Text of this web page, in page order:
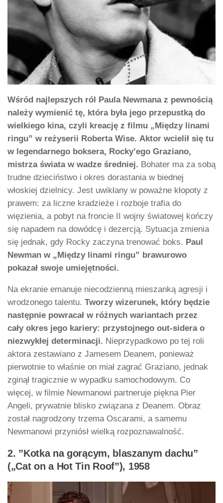
Wśród najlepszych ról Paula Newmana z pewnością
należy wymienić tę, która była jego przepustką do
wielkiego kina, czyli kreację z filmu „Między linami
ringu” w reżyserii Roberta Wise. Aktor wcielił się tu
w legendarnego boksera, Rocky’ego Graziano,
mistrza świata w wadze średniej. Bohater ma za sobą
trudne dzieciństwo i okres dorastania w biednej
włoskiej dzielnicy. Jest uwikłany w poważne kłopoty z
prawem: za liczne kradzieże i rozboje trafia do
więzienia, a pobyt na froncie II wojny światowej kończy
się napadem na dowódcę i dezercją. Sytuacja zmienia
się jednak, gdy Rocky zaczyna trenować boks. Paul
Newman w „Między linami ringu” brawurowo
pokazał swoje umiejętności.
Na ekranie emanuje niecodzienną mieszanką agresji i
wrodzonego talentu. Tworzy wizerunek, który będzie
następnie powracał w różnych wariantach przez
cały okres jego kariery: przystojnego out-sidera o
niezwykłej determinacji. Nieprzypadkowo po tej roli
aktora zestawiano z Jamesem Deanem, ponieważ
pierwotnie to właśnie on miał zagrać Graziano, jednak
zginął tragicznie w wypadku samochodowym. Co
więcej, w filmie Newmanowi partneruje piękna Pier
Angeli, prywatnie blisko związana z Deanem. Obraz
został nagrodzony trzema Oscarami, a samemu
Newmanowi przyniósł wielką rozpoznawalność.
2. ”Kotka na gorącym, blaszanym dachu”
(„Cat on a Hot Tin Roof”), 1958